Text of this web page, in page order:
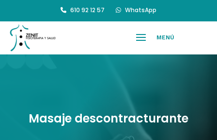
610 92 12 57 WhatsApp
Masaje descontracturante